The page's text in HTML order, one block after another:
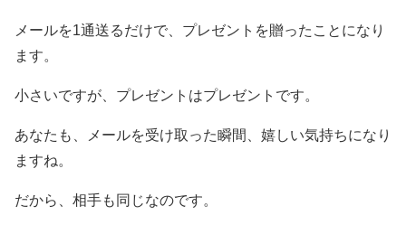
メールを1通送るだけで、プレゼントを贈ったことになり
ます。
小さいですが、プレゼントはプレゼントです。
あなたも、メールを受け取った瞬間、嬉しい気持ちになり
ますね。
だから、相手も同じなのです。